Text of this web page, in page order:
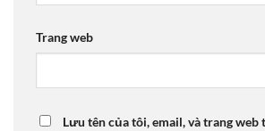
Trang web
Lưu tên của tôi, email, và trang